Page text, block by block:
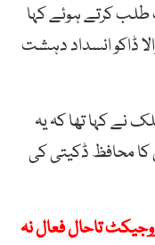
طلب کرتے ہوئے کہا
ڈاکو انسداد دہشت
نے کہا تھا کہ یہ
کا محافظ ڈکیتی کی
تاحال فعال نہ